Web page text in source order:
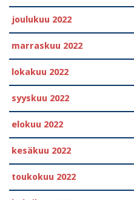
joulukuu 2022
marraskuu 2022
lokakuu 2022
syyskuu 2022
elokuu 2022
kesäkuu 2022
toukokuu 2022